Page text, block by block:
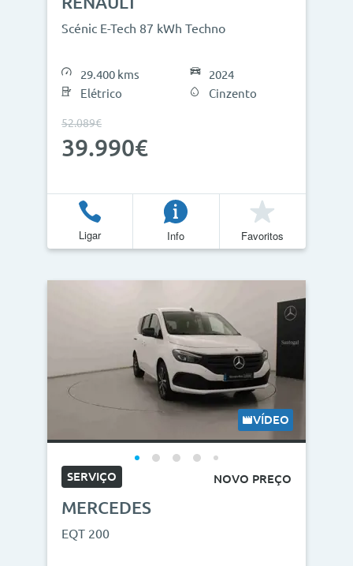
Scénic E-Tech 87 kWh Techno
29.400 kms
Elétrico
2024
Cinzento
52.089€
39.990€
Ligar Info Favoritos
VÍDEO
SERVIÇO NOVO PREÇO
MERCEDES
EQT 200